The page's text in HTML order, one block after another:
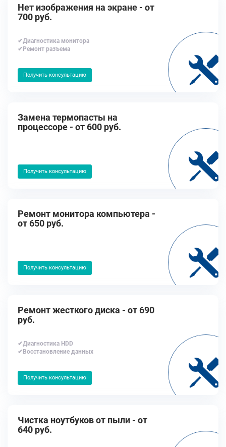
Нет изображения на экране - от
700 руб.
✔Диагностика монитора
✔Ремонт разъема
Получить консультацию
Замена термопасты на
процессоре - от 600 руб.
Получить консультацию
Ремонт монитора компьютера -
от 650 руб.
Получить консультацию
Ремонт жесткого диска - от 690
руб.
✔Диагностика HDD
✔Восстановление данных
Получить консультацию
Чистка ноутбуков от пыли - от
640 руб.